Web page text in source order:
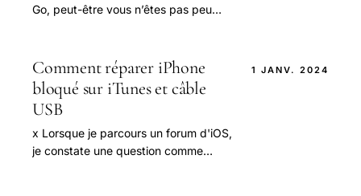
Go, peut-être vous n’êtes pas peu
iCloud.
Comment réparer iPhone
bloqué sur iTunes et câble
USB
x Lorsque je parcours un forum d'iOS,
je constate une question comme
1 JANV. 2024